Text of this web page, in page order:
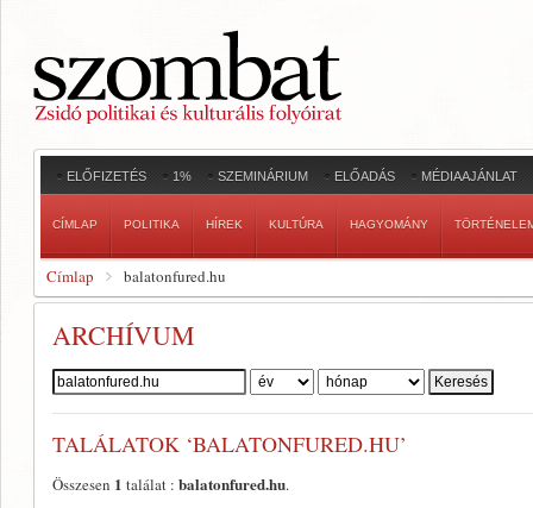
ELŐFIZETÉS 1% SZEMINÁRIUM ELŐADÁS MÉDIAAJÁNLAT
CÍMLAP POLITIKA HÍREK KULTÚRA HAGYOMÁNY
Címlap balatonfured.hu
ARCHÍVUM
Szerző:
TALÁLATOK ‘BALATONFURED.HU’
Összesen 1 találat : balatonfured.hu.